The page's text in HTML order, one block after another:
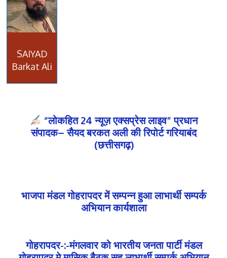
SAIYAD
Barkat Ali
“लोकहित 24 न्यूज़ एक्सप्रेस लाइव” प्रधान
संपादक– सैयद बरकत अली की रिपोर्ट गरियाबंद
(छत्तीसगढ़)
भाजपा मंडल गोहरापदर में सम्पन्न हुआ लाभार्थी सम्पर्क
अभियान कार्यशाला
गोहरापदर-:-मंगलवार को भारतीय जनता पार्टी मंडल